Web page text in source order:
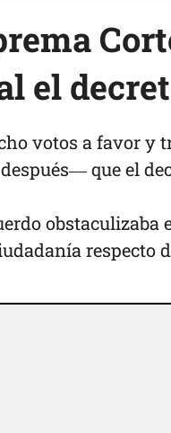
el
votos a favor y
que el
obstaculizaba
respecto